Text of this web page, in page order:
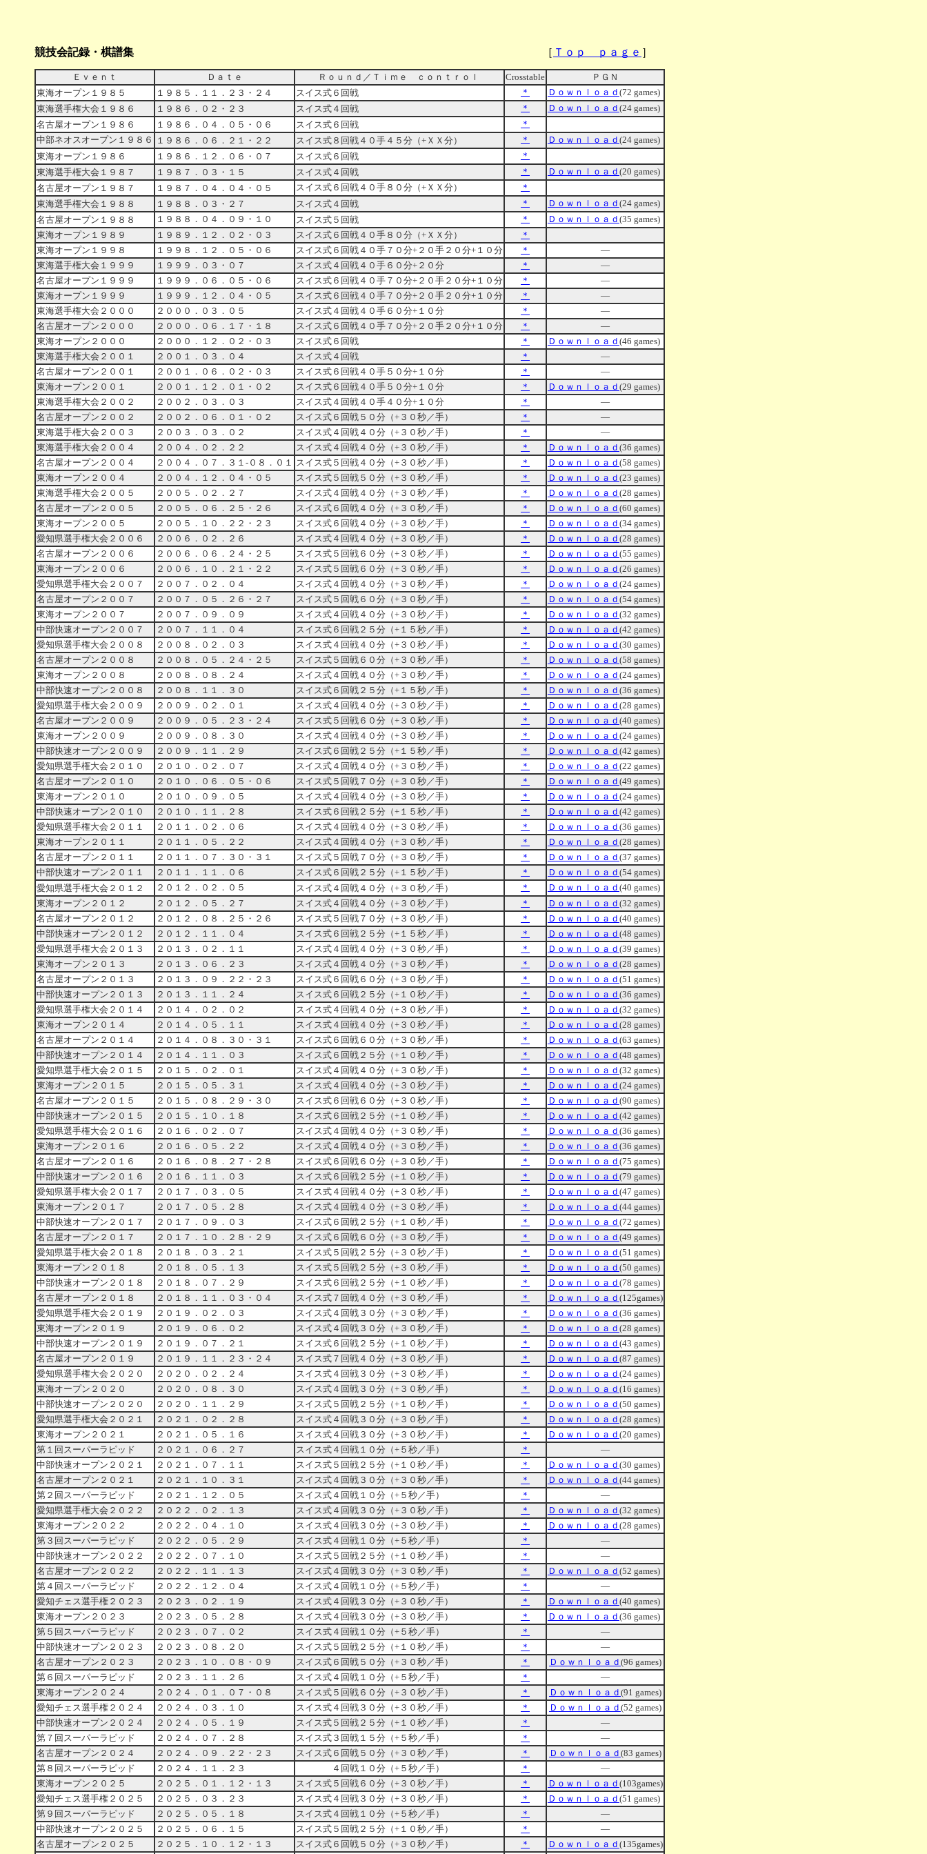
競技会記録・棋譜集 ［ Ｔｏｐ ｐａｇｅ ］
Ｅｖｅｎｔ Ｄａｔｅ Ｒｏｕｎｄ／Ｔｉｍｅ ｃｏｎｔｒｏｌ Crosstable
ＰＧＮ
東海オープン１９８５
１９８５．１１．２３・２４ スイス式６回戦 ＊ Ｄｏｗｎｌｏａｄ (72 games)
東海選手権大会１９８６
１９８６．０２・２３ スイス式４回戦 ＊ Ｄｏｗｎｌｏａｄ (24 games)
名古屋オープン１９８６
１９８６．０４．０５・０６ スイス式６回戦
＊
中部ネオスオープン１９８６
１９８６．０６．２１・２２ スイス式８回戦４０手４５分（+ＸＸ分） ＊ Ｄｏｗｎｌｏａｄ (24 games)
東海オープン１９８６
１９８６．１２．０６・０７ スイス式６回戦
＊
東海選手権大会１９８７
１９８７．０３・１５ スイス式４回戦 ＊ Ｄｏｗｎｌｏａｄ (20 games)
名古屋オープン１９８７
１９８７．０４．０４・０５ スイス式６回戦４０手８０分 （+ＸＸ分）
＊
東海選手権大会１９８８
１９８８．０３・２７ スイス式４回戦 ＊ Ｄｏｗｎｌｏａｄ (24 games)
名古屋オープン１９８８
１９８８．０４．０９・１０ スイス式５回戦 ＊ Ｄｏｗｎｌｏａｄ (35 games)
東海オープン１９８９
１９８９．１２．０２・０３ スイス式６回戦４０手８０分（+ＸＸ分）
＊
東海オープン１９９８
１９９８．１２．０５・０６ スイス式６回戦４０手７０分+２０手２０分+１０分 ＊
―
東海選手権大会１９９９
１９９９．０３・０７ スイス式４回戦４０手６０分+２０分 ＊
―
名古屋オープン１９９９
１９９９．０６．０５・０６ スイス式６回戦４０手７０分+２０手２０分+１０分 ＊
―
東海オープン１９９９
１９９９．１２．０４・０５ スイス式６回戦４０手７０分+２０手２０分+１０分 ＊
―
東海選手権大会２０００
２０００．０３．０５ スイス式４回戦４０手６０分+１０分 ＊
―
名古屋オープン２０００
２０００．０６．１７・１８ スイス式６回戦４０手７０分+２０手２０分+１０分 ＊
―
東海オープン２０００
２０００．１２．０２・０３ スイス式６回戦 ＊ Ｄｏｗｎｌｏａｄ (46 games)
東海選手権大会２００１
２００１．０３．０４ スイス式４回戦 ＊
―
名古屋オープン２００１
２００１．０６．０２・０３ スイス式６回戦４０手５０分+１０分 ＊
―
東海オープン２００１
２００１．１２．０１・０２ スイス式６回戦４０手５０分+１０分 ＊ Ｄｏｗｎｌｏａｄ (29 games)
東海選手権大会２００２
２００２．０３．０３ スイス式４回戦４０手４０分+１０分 ＊
―
名古屋オープン２００２
２００２．０６．０１・０２ スイス式６回戦５０分（+３０秒／手） ＊
―
東海選手権大会２００３
２００３．０３．０２ スイス式４回戦４０分（+３０秒／手） ＊
―
東海選手権大会２００４
２００４．０２．２２ スイス式４回戦４０分（+３０秒／手） ＊ Ｄｏｗｎｌｏａｄ (36 games)
名古屋オープン２００４
２００４．０７．３１‐０８．０１ スイス式５回戦４０分（+３０秒／手） ＊ Ｄｏｗｎｌｏａｄ (58 games)
東海オープン２００４
２００４．１２．０４・０５ スイス式５回戦５０分（+３０秒／手） ＊ Ｄｏｗｎｌｏａｄ (23 games)
東海選手権大会２００５
２００５．０２．２７ スイス式４回戦４０分（+３０秒／手） ＊ Ｄｏｗｎｌｏａｄ (28 games)
名古屋オープン２００５
２００５．０６．２５・２６ スイス式６回戦４０分（+３０秒／手） ＊ Ｄｏｗｎｌｏａｄ (60 games)
東海オープン２００５
２００５．１０．２２・２３ スイス式６回戦４０分（+３０秒／手） ＊ Ｄｏｗｎｌｏａｄ (34 games)
愛知県選手権大会２００６
２００６．０２．２６ スイス式４回戦４０分（+３０秒／手） ＊ Ｄｏｗｎｌｏａｄ (28 games)
名古屋オープン２００６
２００６．０６．２４・２５ スイス式５回戦６０分（+３０秒／手） ＊ Ｄｏｗｎｌｏａｄ (55 games)
東海オープン２００６
２００６．１０．２１・２２ スイス式５回戦６０分（+３０秒／手） ＊ Ｄｏｗｎｌｏａｄ (26 games)
愛知県選手権大会２００７
２００７．０２．０４ スイス式４回戦４０分（+３０秒／手） ＊ Ｄｏｗｎｌｏａｄ (24 games)
名古屋オープン２００７
２００７．０５．２６・２７ スイス式５回戦６０分（+３０秒／手） ＊ Ｄｏｗｎｌｏａｄ (54 games)
東海オープン２００７
２００７．０９．０９ スイス式４回戦４０分（+３０秒／手） ＊ Ｄｏｗｎｌｏａｄ (32 games)
中部快速オープン２００７
２００７．１１．０４ スイス式６回戦２５分（+１５秒／手） ＊ Ｄｏｗｎｌｏａｄ (42 games)
愛知県選手権大会２００８
２００８．０２．０３ スイス式４回戦４０分（+３０秒／手） ＊ Ｄｏｗｎｌｏａｄ (30 games)
名古屋オープン２００８
２００８．０５．２４・２５ スイス式５回戦６０分（+３０秒／手） ＊ Ｄｏｗｎｌｏａｄ (58 games)
東海オープン２００８
２００８．０８．２４ スイス式４回戦４０分（+３０秒／手） ＊ Ｄｏｗｎｌｏａｄ (24 games)
中部快速オープン２００８
２００８．１１．３０ スイス式６回戦２５分（+１５秒／手） ＊ Ｄｏｗｎｌｏａｄ (36 games)
愛知県選手権大会２００９
２００９．０２．０１ スイス式４回戦４０分（+３０秒／手） ＊ Ｄｏｗｎｌｏａｄ (28 games)
名古屋オープン２００９
２００９．０５．２３・２４ スイス式５回戦６０分（+３０秒／手） ＊ Ｄｏｗｎｌｏａｄ (40 games)
東海オープン２００９
２００９．０８．３０ スイス式４回戦４０分（+３０秒／手） ＊ Ｄｏｗｎｌｏａｄ (24 games)
中部快速オープン２００９
２００９．１１．２９ スイス式６回戦２５分（+１５秒／手） ＊ Ｄｏｗｎｌｏａｄ (42 games)
愛知県選手権大会２０１０
２０１０．０２．０７ スイス式４回戦４０分（+３０秒／手） ＊ Ｄｏｗｎｌｏａｄ (22 games)
名古屋オープン２０１０
２０１０．０６．０５・０６ スイス式５回戦７０分（+３０秒／手） ＊ Ｄｏｗｎｌｏａｄ (49 games)
東海オープン２０１０
２０１０．０９．０５ スイス式４回戦４０分（+３０秒／手） ＊ Ｄｏｗｎｌｏａｄ (24 games)
中部快速オープン２０１０
２０１０．１１．２８ スイス式６回戦２５分（+１５秒／手） ＊ Ｄｏｗｎｌｏａｄ (42 games)
愛知県選手権大会２０１１
２０１１．０２．０６ スイス式４回戦４０分（+３０秒／手） ＊ Ｄｏｗｎｌｏａｄ (36 games)
東海オープン２０１１
２０１１．０５．２２ スイス式４回戦４０分（+３０秒／手） ＊ Ｄｏｗｎｌｏａｄ (28 games)
名古屋オープン２０１１
２０１１．０７．３０・３１ スイス式５回戦７０分（+３０秒／手） ＊ Ｄｏｗｎｌｏａｄ (37 games)
中部快速オープン２０１１
２０１１．１１．０６ スイス式６回戦２５分（+１５秒／手） ＊ Ｄｏｗｎｌｏａｄ (54 games)
愛知県選手権大会２０１２
２０１２．０２．０５ スイス式４回戦４０分（+３０秒／手） ＊ Ｄｏｗｎｌｏａｄ (40 games)
東海オープン２０１２
２０１２．０５．２７ スイス式４回戦４０分（+３０秒／手） ＊ Ｄｏｗｎｌｏａｄ (32 games)
名古屋オープン２０１２
２０１２．０８．２５・２６ スイス式５回戦７０分（+３０秒／手） ＊ Ｄｏｗｎｌｏａｄ (40 games)
中部快速オープン２０１２
２０１２．１１．０４ スイス式６回戦２５分（+１５秒／手） ＊ Ｄｏｗｎｌｏａｄ (48 games)
愛知県選手権大会２０１３
２０１３．０２．１１ スイス式４回戦４０分（+３０秒／手） ＊ Ｄｏｗｎｌｏａｄ (39 games)
東海オープン２０１３
２０１３．０６．２３ スイス式４回戦４０分（+３０秒／手） ＊ Ｄｏｗｎｌｏａｄ (28 games)
名古屋オープン２０１３
２０１３．０９．２２・２３ スイス式６回戦６０分（+３０秒／手） ＊ Ｄｏｗｎｌｏａｄ (51 games)
中部快速オープン２０１３
２０１３．１１．２４ スイス式６回戦２５分（+１０秒／手） ＊ Ｄｏｗｎｌｏａｄ (36 games)
愛知県選手権大会２０１４
２０１４．０２．０２ スイス式４回戦４０分（+３０秒／手） ＊ Ｄｏｗｎｌｏａｄ (32 games)
東海オープン２０１４
２０１４．０５．１１ スイス式４回戦４０分（+３０秒／手） ＊ Ｄｏｗｎｌｏａｄ (28 games)
名古屋オープン２０１４
２０１４．０８．３０・３１ スイス式６回戦６０分（+３０秒／手） ＊ Ｄｏｗｎｌｏａｄ (63 games)
中部快速オープン２０１４
２０１４．１１．０３ スイス式６回戦２５分（+１０秒／手） ＊ Ｄｏｗｎｌｏａｄ (48 games)
愛知県選手権大会２０１５
２０１５．０２．０１ スイス式４回戦４０分（+３０秒／手） ＊ Ｄｏｗｎｌｏａｄ (32 games)
東海オープン２０１５
２０１５．０５．３１ スイス式４回戦４０分（+３０秒／手） ＊ Ｄｏｗｎｌｏａｄ (24 games)
名古屋オープン２０１５
２０１５．０８．２９・３０ スイス式６回戦６０分（+３０秒／手） ＊ Ｄｏｗｎｌｏａｄ (90 games)
中部快速オープン２０１５
２０１５．１０．１８ スイス式６回戦２５分（+１０秒／手） ＊ Ｄｏｗｎｌｏａｄ (42 games)
愛知県選手権大会２０１６
２０１６．０２．０７ スイス式４回戦４０分（+３０秒／手） ＊ Ｄｏｗｎｌｏａｄ (36 games)
東海オープン２０１６
２０１６．０５．２２ スイス式４回戦４０分（+３０秒／手） ＊ Ｄｏｗｎｌｏａｄ (36 games)
名古屋オープン２０１６
２０１６．０８．２７・２８ スイス式６回戦６０分（+３０秒／手） ＊ Ｄｏｗｎｌｏａｄ (75 games)
中部快速オープン２０１６
２０１６．１１．０３ スイス式６回戦２５分（+１０秒／手） ＊ Ｄｏｗｎｌｏａｄ (79 games)
愛知県選手権大会２０１７
２０１７．０３．０５ スイス式４回戦４０分（+３０秒／手） ＊ Ｄｏｗｎｌｏａｄ (47 games)
東海オープン２０１７
２０１７．０５．２８ スイス式４回戦４０分（+３０秒／手） ＊ Ｄｏｗｎｌｏａｄ (44 games)
中部快速オープン２０１７
２０１７．０９．０３ スイス式６回戦２５分（+１０秒／手） ＊ Ｄｏｗｎｌｏａｄ (72 games)
名古屋オープン２０１７
２０１７．１０．２８・２９ スイス式６回戦６０分（+３０秒／手） ＊ Ｄｏｗｎｌｏａｄ (49 games)
愛知県選手権大会２０１８
２０１８．０３．２１ スイス式５回戦２５分（+３０秒／手） ＊ Ｄｏｗｎｌｏａｄ (51 games)
東海オープン２０１８
２０１８．０５．１３ スイス式５回戦２５分（+３０秒／手） ＊ Ｄｏｗｎｌｏａｄ (50 games)
中部快速オープン２０１８
２０１８．０７．２９ スイス式６回戦２５分（+１０秒／手） ＊ Ｄｏｗｎｌｏａｄ (78 games)
名古屋オープン２０１８
２０１８．１１．０３・０４ スイス式７回戦４０分（+３０秒／手） ＊ Ｄｏｗｎｌｏａｄ (125games)
愛知県選手権大会２０１９
２０１９．０２．０３ スイス式４回戦３０分（+３０秒／手） ＊ Ｄｏｗｎｌｏａｄ (36 games)
東海オープン２０１９
２０１９．０６．０２ スイス式４回戦３０分（+３０秒／手） ＊ Ｄｏｗｎｌｏａｄ (28 games)
中部快速オープン２０１９
２０１９．０７．２１ スイス式６回戦２５分（+１０秒／手） ＊ Ｄｏｗｎｌｏａｄ (43 games)
名古屋オープン２０１９
２０１９．１１．２３・２４ スイス式７回戦４０分（+３０秒／手） ＊ Ｄｏｗｎｌｏａｄ (87 games)
愛知県選手権大会２０２０
２０２０．０２．２４ スイス式４回戦３０分（+３０秒／手） ＊ Ｄｏｗｎｌｏａｄ (24 games)
東海オープン２０２０
２０２０．０８．３０ スイス式４回戦３０分（+３０秒／手） ＊ Ｄｏｗｎｌｏａｄ (16 games)
中部快速オープン２０２０
２０２０．１１．２９ スイス式５回戦２５分（+１０秒／手） ＊ Ｄｏｗｎｌｏａｄ (50 games)
愛知県選手権大会２０２１
２０２１．０２．２８ スイス式４回戦３０分（+３０秒／手） ＊ Ｄｏｗｎｌｏａｄ (28 games)
東海オープン２０２１
２０２１．０５．１６ スイス式４回戦３０分（+３０秒／手） ＊ Ｄｏｗｎｌｏａｄ (20 games)
第１回スーパーラピッド
２０２１．０６．２７ スイス式４回戦１０分（+５秒／手） ＊
―
中部快速オープン２０２１
２０２１．０７．１１ スイス式５回戦２５分（+１０秒／手） ＊ Ｄｏｗｎｌｏａｄ (30 games)
名古屋オープン２０２１
２０２１．１０．３１ スイス式４回戦３０分（+３０秒／手） ＊ Ｄｏｗｎｌｏａｄ (44 games)
第２回スーパーラピッド
２０２１．１２．０５ スイス式４回戦１０分（+５秒／手） ＊
―
愛知県選手権大会２０２２
２０２２．０２．１３ スイス式４回戦３０分（+３０秒／手） ＊ Ｄｏｗｎｌｏａｄ (32 games)
東海オープン２０２２
２０２２．０４．１０ スイス式４回戦３０分（+３０秒／手） ＊ Ｄｏｗｎｌｏａｄ (28 games)
第３回スーパーラピッド
２０２２．０５．２９ スイス式４回戦１０分（+５秒／手） ＊
―
中部快速オープン２０２２
２０２２．０７．１０ スイス式５回戦２５分（+１０秒／手） ＊
―
名古屋オープン２０２２
２０２２．１１．１３ スイス式４回戦３０分（+３０秒／手） ＊ Ｄｏｗｎｌｏａｄ (52 games)
第４回スーパーラピッド
２０２２．１２．０４ スイス式４回戦１０分（+５秒／手） ＊
―
愛知チェス選手権２０２３
２０２３．０２．１９ スイス式４回戦３０分（+３０秒／手） ＊ Ｄｏｗｎｌｏａｄ (40 games)
東海オープン２０２３
２０２３．０５．２８ スイス式４回戦３０分（+３０秒／手） ＊ Ｄｏｗｎｌｏａｄ (36 games)
第５回スーパーラピッド
２０２３．０７．０２ スイス式４回戦１０分（+５秒／手） ＊
―
中部快速オープン２０２３
２０２３．０８．２０ スイス式５回戦２５分（+１０秒／手） ＊
―
名古屋オープン２０２３
２０２３．１０．０８・０９ スイス式６回戦５０分（+３０秒／手） ＊ Ｄｏｗｎｌｏａｄ (96 games)
第６回スーパーラピッド
２０２３．１１．２６ スイス式４回戦１０分（+５秒／手） ＊
―
東海オープン２０２４
２０２４．０１．０７・０８ スイス式５回戦６０分（+３０秒／手） ＊ Ｄｏｗｎｌｏａｄ (91 games)
愛知チェス選手権２０２４
２０２４．０３．１０ スイス式４回戦３０分（+３０秒／手） ＊ Ｄｏｗｎｌｏａｄ (52 games)
中部快速オープン２０２４
２０２４．０５．１９ スイス式５回戦２５分（+１０秒／手） ＊
―
第７回スーパーラピッド
２０２４．０７．２８ スイス式３回戦１５分（+５秒／手） ＊
―
名古屋オープン２０２４
２０２４．０９．２２・２３ スイス式６回戦５０分（+３０秒／手） ＊ Ｄｏｗｎｌｏａｄ (83 games)
第８回スーパーラピッド
２０２４．１１．２３ ４回戦１０分（+５秒／手） ＊
―
東海オープン２０２５
２０２５．０１．１２・１３ スイス式５回戦６０分（+３０秒／手） ＊ Ｄｏｗｎｌｏａｄ (103games)
愛知チェス選手権２０２５
２０２５．０３．２３ スイス式４回戦３０分（+３０秒／手） ＊ Ｄｏｗｎｌｏａｄ (51 games)
第９回スーパーラピッド
２０２５．０５．１８ スイス式４回戦１０分（+５秒／手） ＊
―
中部快速オープン２０２５
２０２５．０６．１５ スイス式５回戦２５分（+１０秒／手） ＊
―
名古屋オープン２０２５
２０２５．１０．１２・１３ スイス式６回戦５０分（+３０秒／手） ＊ Ｄｏｗｎｌｏａｄ (135games)